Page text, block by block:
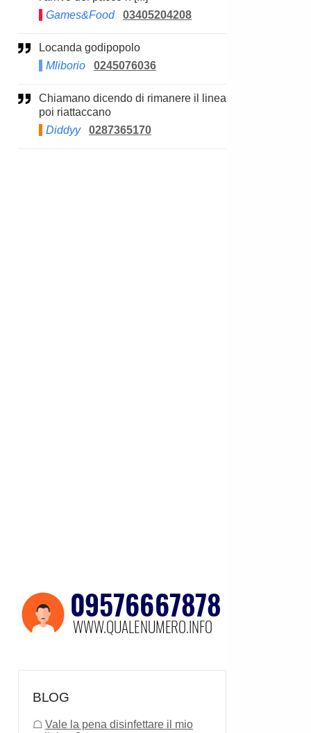
Games&Food
03405204208
Locanda godipopolo
Mliborio
0245076036
Chiamano dicendo di rimanere il linea
poi riattaccano
Diddyy
0287365170
BLOG
☖ Vale la pena disinfettare il mio